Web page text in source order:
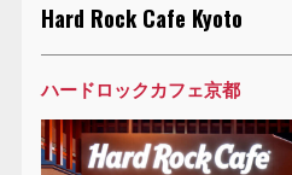
Hard Rock Cafe Kyoto
ハードロックカフェ京都